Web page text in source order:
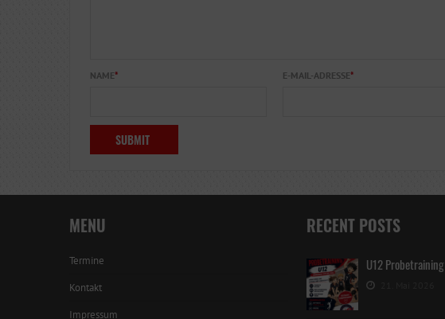
NAME* E-MAIL-ADRESSE*
MENU
Termine
Kontakt
Impressum
RECENT POSTS
U12 Probetraining